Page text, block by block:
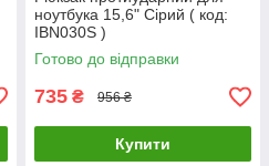
ноутбука 15,6" Сірий ( код:
IBN030S )
Готово до відправки
735 ₴ 956 ₴
Купити